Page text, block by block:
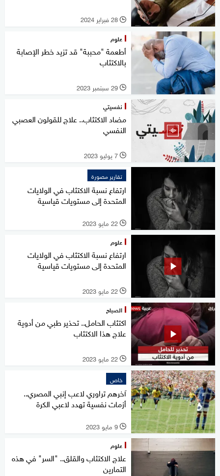
l 28 فبراير 2024
علوم
أطعمة "محببة" قد تزيد خطر الإصابة
بالاكتئاب
l 29 سبتمبر 2023
نفسيتي
مضاد الاكتئاب.. علاج للقولون العصبي
النفسي
l 7 يوليو 2023
تقارير مصورة
ارتفاع نسبة الاكتئاب في الولايات
المتحدة إلى مستويات قياسية
l 22 مايو 2023
علوم
ارتفاع نسبة الاكتئاب في الولايات
المتحدة إلى مستويات قياسية
l 22 مايو 2023
الصباح
اكتئاب الحامل.. تحذير طبي من أدوية
علاج هذا الاكتئاب
l 22 مايو 2023
خاص
آخرهم تراوري لاعب إنبي المصري..
أزمات نفسية تهدد لاعبي الكرة
l 9 مايو 2023
علوم
علاج الاكتئاب والقلق.. "السر" في هذه
التمارين